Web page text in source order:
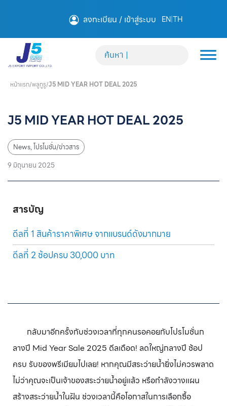
ลงทะเบียน / เข้าสู่ระบบ EN|TH
หน้าแรก/พลูกูรู/J5 MID YEAR HOT DEAL 2025
J5 MID YEAR HOT DEAL 2025
News,โปรโมชั่น/ข่าวสาร
9 มิถุนายน 2025
สารบัญ
ดีลที่ 1 สินค้าราคาพิเศษ จากแบรนด์ดังมากมาย
ดีลที่ 2 ช้อปครบ 30,000 บาท
กลับมาอีกครั้งกับช่วงเวลาที่ทุกคนรอคอยกับโปรโมชั่นก
ลางปี Mid Year Sale 2025 ดีลเดือด! ลดใหญ่กลางปี ช้อป
ครบ รับของพรีเมียมไปเลย! หากคุณมีสระว่ายน้ำยิ่งไม่ควรพลาด
ไม่ว่าคุณจะเป็นเจ้าของสระว่ายน้ำอยู่แล้ว หรือกำลังวางแผน
สร้างสระว่ายน้ำในฝัน ช่วงเวลานี้คือโอกาสในการเลือกซื้อ